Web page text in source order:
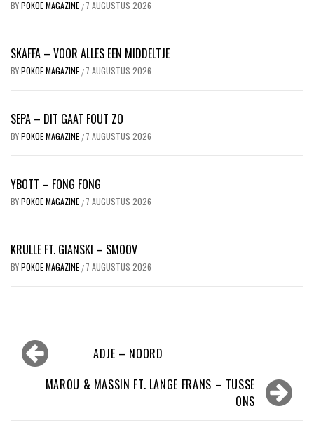
BYPOKOE MAGAZINE / 7 AUGUSTUS 2026
SKAFFA – VOOR ALLES EEN MIDDELTJE
BYPOKOE MAGAZINE / 7 AUGUSTUS 2026
SEPA – DIT GAAT FOUT ZO
BYPOKOE MAGAZINE / 7 AUGUSTUS 2026
YBOTT – FONG FONG
BYPOKOE MAGAZINE / 7 AUGUSTUS 2026
KRULLE FT. GIANSKI – SMOOV
BYPOKOE MAGAZINE / 7 AUGUSTUS 2026
Bericht
navigatie
ADJE – NOORD
MAROU & MASSIN FT. LANGE FRANS – TUSSE
ONS